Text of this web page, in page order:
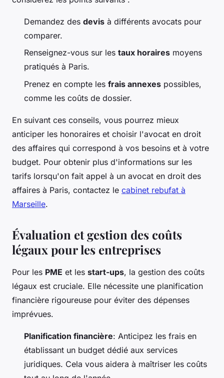
Demandez des devis à différents avocats pour
comparer.
Renseignez-vous sur les taux horaires moyens
pratiqués à Paris.
Prenez en compte les frais annexes possibles,
comme les coûts de dossier.
En suivant ces conseils, vous pourrez mieux
anticiper les honoraires et choisir l'avocat en droit
des affaires qui correspond à vos besoins et à votre
budget. Pour obtenir plus d'informations sur les
tarifs lorsqu'on fait appel à un avocat en droit des
affaires à Paris, contactez le cabinet rebufat à
Marseille.
Évaluation et gestion des coûts
légaux pour les entreprises
Pour les PME et les start-ups, la gestion des coûts
légaux est cruciale. Elle nécessite une planification
financière rigoureuse pour éviter des dépenses
imprévues.
Planification financière: Anticipez les frais en
établissant un budget dédié aux services
juridiques. Cela vous aidera à maîtriser les coûts